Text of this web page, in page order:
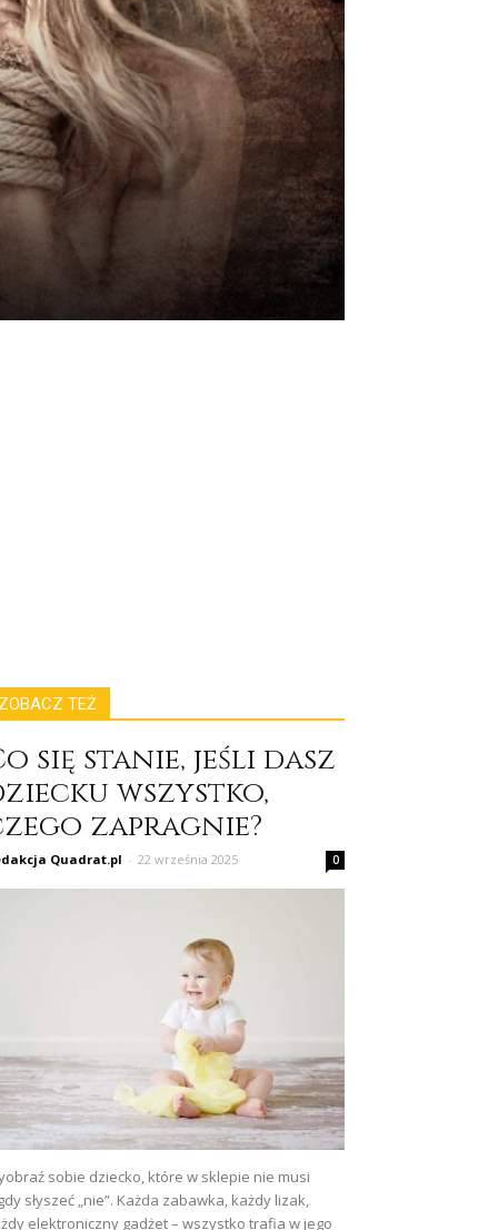
ZOBACZ TEŻ
się stanie, jeśli dasz
wszystko,
zapragnie?
Quadrat.pl - 22 września 2025 0
sobie dziecko, które w sklepie nie musi
słyszeć „nie”. Każda zabawka, każdy lizak,
elektroniczny gadżet – wszystko trafia w jego